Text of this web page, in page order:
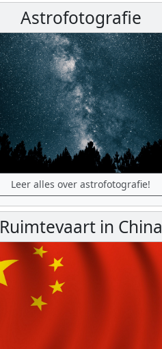
Astrofotografie
Leer alles over astrofotografie!
Ruimtevaart in China